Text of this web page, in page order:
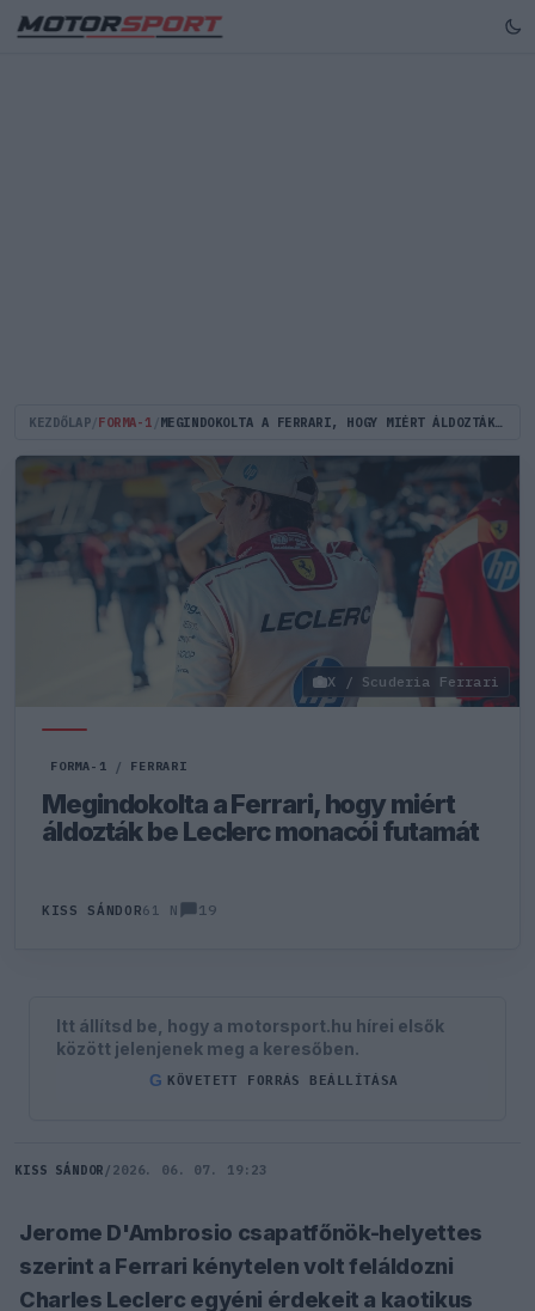
KEZDŐLAP FORMA-1 MEGINDOKOLTA A FERRARI, HOGY MIÉRT ÁLDOZTÁK BE LECLERC MONACÓI FUTAMÁT
X / Scuderia Ferrari
FORMA-1 / FERRARI
Megindokolta a Ferrari, hogy miért
áldozták be Leclerc monacói futamát
KISS SÁNDOR61 N 19
Itt állítsd be, hogy a motorsport.hu hírei elsők
között jelenjenek meg a keresőben.
G KÖVETETT FORRÁS BEÁLLÍTÁSA
KISS SÁNDOR / 2026. 06. 07. 19:23
Jerome D'Ambrosio csapatfőnök-helyettes
szerint a Ferrari kénytelen volt feláldozni
Charles Leclerc egyéni érdekeit a kaotikus